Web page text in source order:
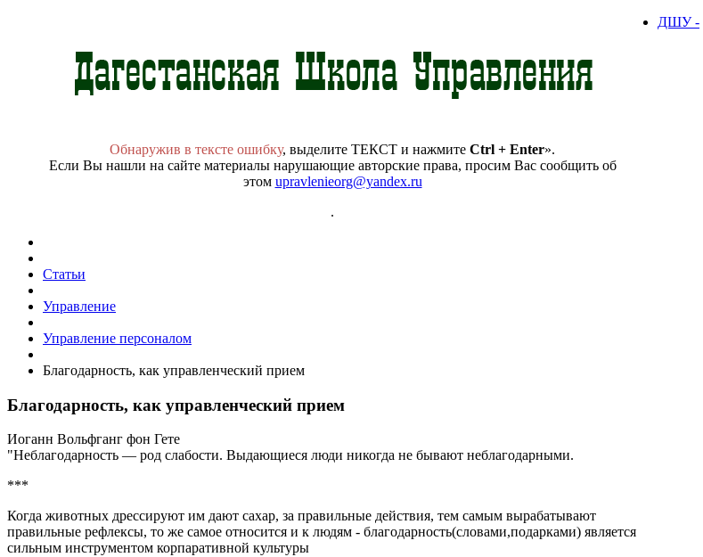
Обнаружив в тексте ошибку, выделите ТЕКСТ и нажмите Ctrl + Enter».
Если Вы нашли на сайте материалы нарушающие авторские права, просим Вас сообщить об
этом upravlenieorg@yandex.ru
.
Статьи
Управление
Управление персоналом
Благодарность, как управленческий прием
Благодарность, как управленческий прием
Иоганн Вольфганг фон Гете
"Неблагодарность — род слабости. Выдающиеся люди никогда не бывают неблагодарными.
***
Когда животных дрессируют им дают сахар, за правильные действия, тем самым вырабатывают
правильные рефлексы, то же самое относится и к людям - благодарность(словами,подарками) является
сильным инструментом корпаративной культуры
ДШУ -